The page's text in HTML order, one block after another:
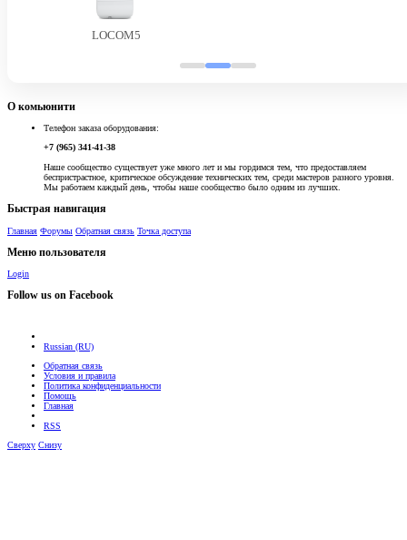
LOCOM5
О комьюнити
Телефон заказа оборудования:
+7 (965) 341-41-38
Наше сообщество существует уже много лет и мы гордимся тем, что предоставляем
беспристрастное, критическое обсуждение технических тем, среди мастеров разного уровня.
Мы работаем каждый день, чтобы наше сообщество было одним из лучших.
Быстрая навигация
Главная Форумы Обратная связь Точка доступа
Меню пользователя
Login
Follow us on Facebook
Russian (RU)
Обратная связь
Условия и правила
Политика конфиденциальности
Помощь
Главная
RSS
Сверху Снизу